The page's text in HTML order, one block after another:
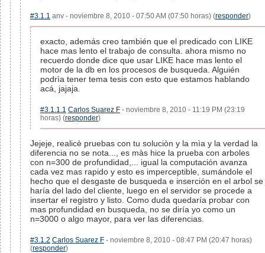
#3.1.1 anv - noviembre 8, 2010 - 07:50 AM (07:50 horas) (responder)
exacto, además creo también que el predicado con LIKE
hace mas lento el trabajo de consulta. ahora mismo no
recuerdo donde dice que usar LIKE hace mas lento el
motor de la db en los procesos de busqueda. Alguién
podrìa tener tema tesis con esto que estamos hablando
acá, jajaja.
#3.1.1.1 Carlos Suarez F - noviembre 8, 2010 - 11:19 PM (23:19
horas) (responder)
Jejeje, realicè pruebas con tu soluciòn y la mìa y la verdad la
diferencia no se nota..., es màs hice la prueba con arboles
con n=300 de profundidad,... igual la computación avanza
cada vez mas rapido y esto es imperceptible, sumándole el
hecho que el desgaste de busqueda e inserción en el arbol se
haría del lado del cliente, luego en el servidor se procede a
insertar el registro y listo. Como duda quedaría probar con
mas profundidad en busqueda, no se diría yo como un
n=3000 o algo mayor, para ver las diferencias.
#3.1.2 Carlos Suarez F - noviembre 8, 2010 - 08:47 PM (20:47 horas)
(responder)